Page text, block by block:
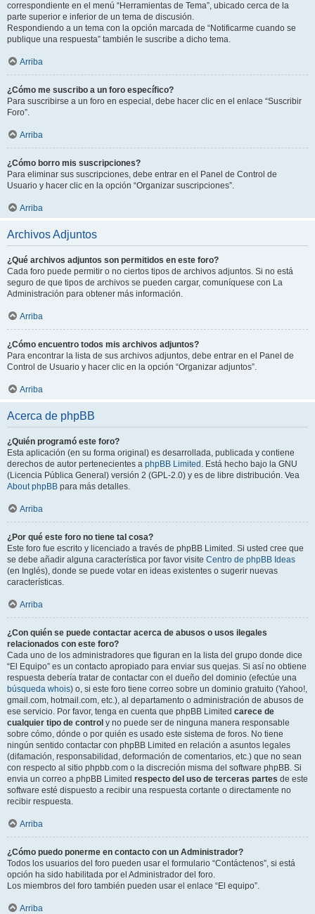
correspondiente en el menú “Herramientas de Tema”, ubicado cerca de la
parte superior e inferior de un tema de discusión.
Respondiendo a un tema con la opción marcada de “Notificarme cuando se
publique una respuesta” también le suscribe a dicho tema.
Arriba
¿Cómo me suscribo a un foro específico?
Para suscribirse a un foro en especial, debe hacer clic en el enlace “Suscribir
Foro”.
Arriba
¿Cómo borro mis suscripciones?
Para eliminar sus suscripciones, debe entrar en el Panel de Control de
Usuario y hacer clic en la opción “Organizar suscripciones”.
Arriba
Archivos Adjuntos
¿Qué archivos adjuntos son permitidos en este foro?
Cada foro puede permitir o no ciertos tipos de archivos adjuntos. Si no está
seguro de que tipos de archivos se pueden cargar, comuníquese con La
Administración para obtener más información.
Arriba
¿Cómo encuentro todos mis archivos adjuntos?
Para encontrar la lista de sus archivos adjuntos, debe entrar en el Panel de
Control de Usuario y hacer clic en la opción “Organizar adjuntos”.
Arriba
Acerca de phpBB
¿Quién programó este foro?
Esta aplicación (en su forma original) es desarrollada, publicada y contiene
derechos de autor pertenecientes a phpBB Limited . Está hecho bajo la GNU
(Licencia Pública General) versión 2 (GPL-2.0) y es de libre distribución. Vea
About phpBB para más detalles.
Arriba
¿Por qué este foro no tiene tal cosa?
Este foro fue escrito y licenciado a través de phpBB Limited. Si usted cree que
se debe añadir alguna característica por favor visite Centro de phpBB Ideas
(en Inglés), donde se puede votar en ideas existentes o sugerir nuevas
características.
Arriba
¿Con quién se puede contactar acerca de abusos o usos ilegales
relacionados con este foro?
Cada uno de los administradores que figuran en la lista del grupo donde dice
“El Equipo” es un contacto apropiado para enviar sus quejas. Si así no obtiene
respuesta debería tratar de contactar con el dueño del dominio (efectúe una
búsqueda whois) o, si este foro tiene correo sobre un dominio gratuito (Yahoo!,
gmail.com, hotmail.com, etc.), al departamento o administración de abusos de
ese servicio. Por favor, tenga en cuenta que phpBB Limited carece de
cualquier tipo de control y no puede ser de ninguna manera responsable
sobre cómo, dónde o por quién es usado este sistema de foros. No tiene
ningún sentido contactar con phpBB Limited en relación a asuntos legales
(difamación, responsabilidad, deformación de comentarios, etc.) que no sean
con respecto al sitio phpbb.com o la discreción misma del software phpBB. Si
envia un correo a phpBB Limited respecto del uso de terceras partes de este
software esté dispuesto a recibir una respuesta cortante o directamente no
recibir respuesta.
Arriba
¿Cómo puedo ponerme en contacto con un Administrador?
Todos los usuarios del foro pueden usar el formulario “Contáctenos”, si está
opción ha sido habilitada por el Administrador del foro.
Los miembros del foro también pueden usar el enlace “El equipo”.
Arriba